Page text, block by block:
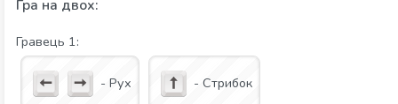
Гра на двох:
Гравець 1:
- Рух - Стрибок